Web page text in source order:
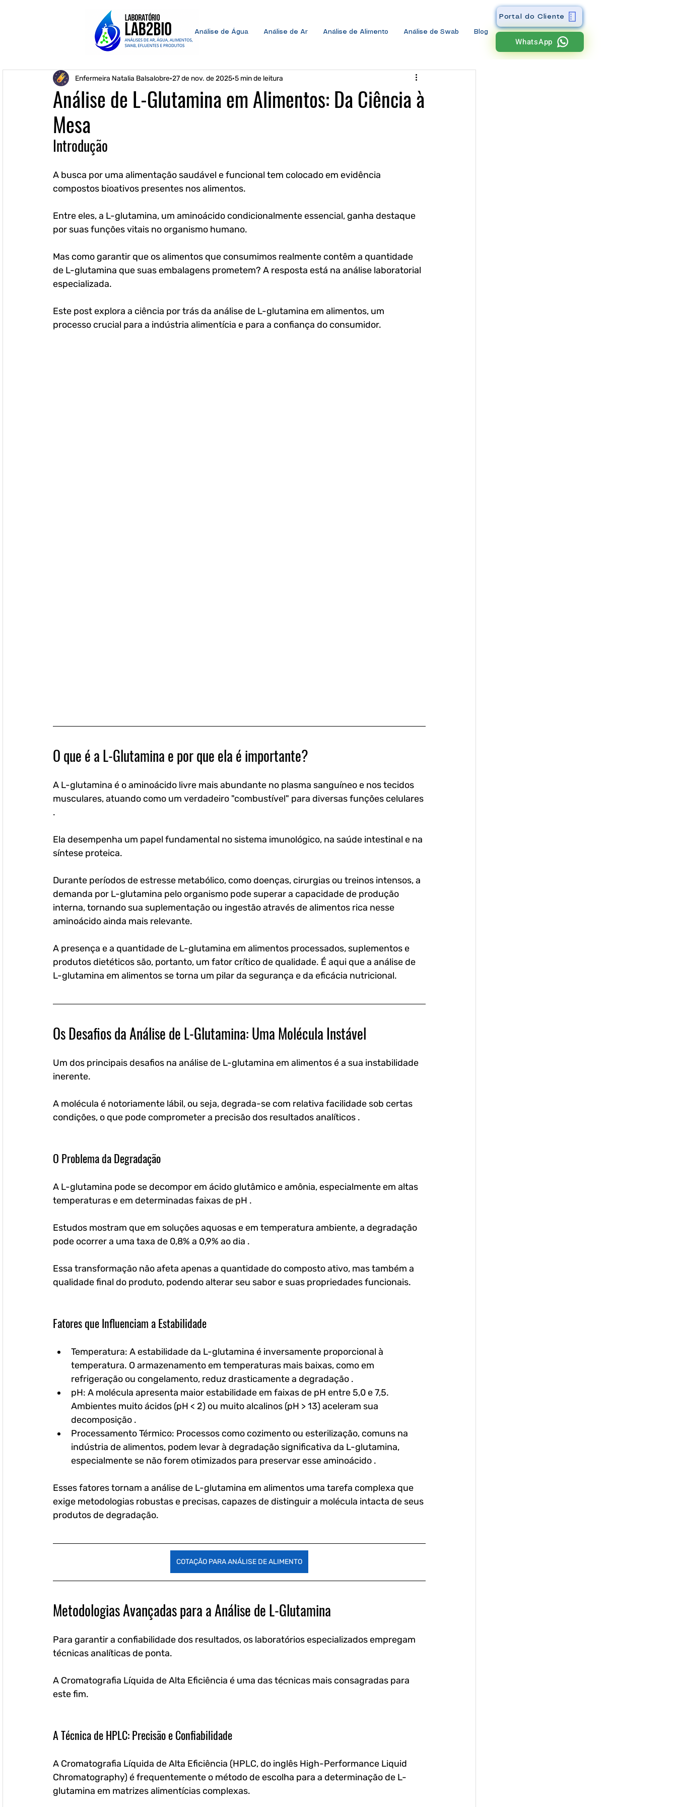
Análise de Água Análise de Ar Análise de Alimento Análise de Swab Blog
Portal do Cliente
WhatsApp
Análise de L-Glutamina em Alimentos: Da Ciência à
Mesa
Enfermeira Natalia Balsalobre 27 de nov. de 2025 5 min de leitura
Introdução
A busca por uma alimentação saudável e funcional tem colocado em evidência
compostos bioativos presentes nos alimentos.
Entre eles, a L-glutamina, um aminoácido condicionalmente essencial, ganha destaque
por suas funções vitais no organismo humano.
Mas como garantir que os alimentos que consumimos realmente contêm a quantidade
de L-glutamina que suas embalagens prometem? A resposta está na análise laboratorial
especializada.
Este post explora a ciência por trás da análise de L-glutamina em alimentos, um
processo crucial para a indústria alimentícia e para a confiança do consumidor.
O que é a L-Glutamina e por que ela é importante?
A L-glutamina é o aminoácido livre mais abundante no plasma sanguíneo e nos tecidos
musculares, atuando como um verdadeiro "combustível" para diversas funções celulares
.
Ela desempenha um papel fundamental no sistema imunológico, na saúde intestinal e na
síntese proteica.
Durante períodos de estresse metabólico, como doenças, cirurgias ou treinos intensos, a
demanda por L-glutamina pelo organismo pode superar a capacidade de produção
interna, tornando sua suplementação ou ingestão através de alimentos rica nesse
aminoácido ainda mais relevante.
A presença e a quantidade de L-glutamina em alimentos processados, suplementos e
produtos dietéticos são, portanto, um fator crítico de qualidade. É aqui que a análise de
L-glutamina em alimentos se torna um pilar da segurança e da eficácia nutricional.
Os Desafios da Análise de L-Glutamina: Uma Molécula Instável
Um dos principais desafios na análise de L-glutamina em alimentos é a sua instabilidade
inerente.
A molécula é notoriamente lábil, ou seja, degrada-se com relativa facilidade sob certas
condições, o que pode comprometer a precisão dos resultados analíticos .
O Problema da Degradação
A L-glutamina pode se decompor em ácido glutâmico e amônia, especialmente em altas
temperaturas e em determinadas faixas de pH .
Estudos mostram que em soluções aquosas e em temperatura ambiente, a degradação
pode ocorrer a uma taxa de 0,8% a 0,9% ao dia .
Essa transformação não afeta apenas a quantidade do composto ativo, mas também a
qualidade final do produto, podendo alterar seu sabor e suas propriedades funcionais.
Fatores que Influenciam a Estabilidade
Temperatura: A estabilidade da L-glutamina é inversamente proporcional à
temperatura. O armazenamento em temperaturas mais baixas, como em
refrigeração ou congelamento, reduz drasticamente a degradação .
pH: A molécula apresenta maior estabilidade em faixas de pH entre 5,0 e 7,5.
Ambientes muito ácidos (pH < 2) ou muito alcalinos (pH > 13) aceleram sua
decomposição .
Processamento Térmico: Processos como cozimento ou esterilização, comuns na
indústria de alimentos, podem levar à degradação significativa da L-glutamina,
especialmente se não forem otimizados para preservar esse aminoácido .
Esses fatores tornam a análise de L-glutamina em alimentos uma tarefa complexa que
exige metodologias robustas e precisas, capazes de distinguir a molécula intacta de seus
produtos de degradação.
COTAÇÃO PARA ANÁLISE DE ALIMENTO
Metodologias Avançadas para a Análise de L-Glutamina
Para garantir a confiabilidade dos resultados, os laboratórios especializados empregam
técnicas analíticas de ponta.
A Cromatografia Líquida de Alta Eficiência é uma das técnicas mais consagradas para
este fim.
A Técnica de HPLC: Precisão e Confiabilidade
A Cromatografia Líquida de Alta Eficiência (HPLC, do inglês High-Performance Liquid
Chromatography) é frequentemente o método de escolha para a determinação de L-
glutamina em matrizes alimentícias complexas.